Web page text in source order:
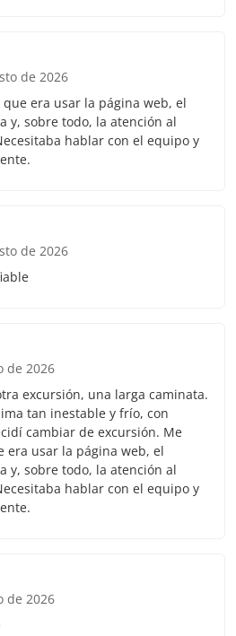
de 2026
era usar la página web, el
y, sobre todo, la atención al
hablar con el equipo y
de 2026
de 2026
excursión, una larga caminata.
tan inestable y frío, con
cambiar de excursión. Me
era usar la página web, el
y, sobre todo, la atención al
hablar con el equipo y
de 2026